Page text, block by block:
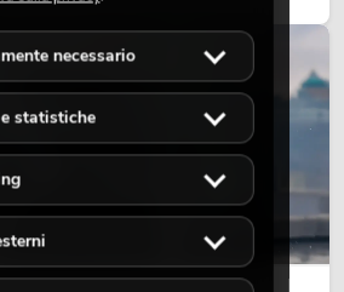
necessario
statistiche